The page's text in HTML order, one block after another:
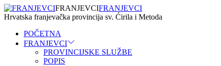
FRANJEVCIFRANJEVCI
Hrvatska franjevačka provincija sv. Ćirila i Metoda
POČETNA
FRANJEVCI
PROVINCIJSKE SLUŽBE
POPIS